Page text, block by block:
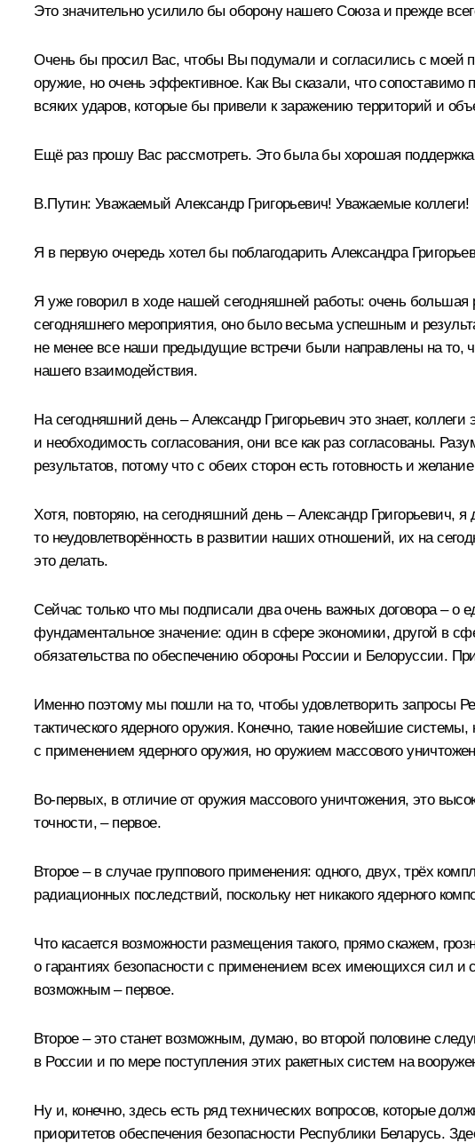
Это значительно усилило бы оборону нашего Союза и прежде
Очень бы просил Вас, чтобы Вы подумали и согласились с моей
оружие, но очень эффективное. Как Вы сказали, что
всяких ударов, которые бы привели к заражению территорий и
Ещё раз прошу Вас рассмотреть. Это была бы хорошая поддержка
В.Путин: Уважаемый Александр Григорьевич! Уважаемые коллеги!
Я в первую очередь хотел бы поблагодарить Александра
Я уже говорил в ходе нашей сегодняшней работы: очень большая
сегодняшнего мероприятия, оно было весьма успешным и
не менее все наши предыдущие встречи были направлены на то,
нашего взаимодействия.
На сегодняшний день – Александр Григорьевич это знает,
и необходимость согласования, они все как раз согласованы.
результатов, потому что с обеих сторон есть готовность и
Хотя, повторяю, на сегодняшний день – Александр Григорьевич,
то неудовлетворённость в развитии наших отношений, их на
это делать.
Сейчас только что мы подписали два очень важных договора – о
фундаментальное значение: один в сфере экономики, другой в
обязательства по обеспечению обороны России и Белоруссии.
Именно поэтому мы пошли на то, чтобы удовлетворить запросы
тактического ядерного оружия. Конечно, такие новейшие
с применением ядерного оружия, но оружием массового
Во-первых, в отличие от оружия массового уничтожения, это
точности, – первое.
Второе – в случае группового применения: одного, двух, трёх
радиационных последствий, поскольку нет никакого ядерного
Что касается возможности размещения такого, прямо скажем,
о гарантиях безопасности с применением всех имеющихся сил и
возможным – первое.
Второе – это станет возможным, думаю, во второй половине
в России и по мере поступления этих ракетных систем на
Ну и, конечно, здесь есть ряд технических вопросов, которые
приоритетов обеспечения безопасности Республики Беларусь.